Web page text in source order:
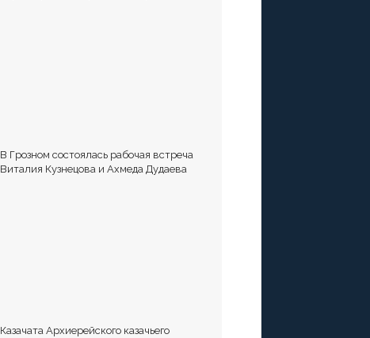
В Грозном состоялась рабочая встреча
Виталия Кузнецова и Ахмеда Дудаева
Казачата Архиерейского казачьего